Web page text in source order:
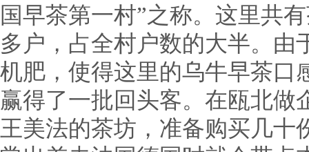
国早茶第一村”之称。这里共
多户，占全村户数的大半。由
机肥，使得这里的乌牛早茶口
赢得了一批回头客。在瓯北做
王美法的茶坊，准备购买几十